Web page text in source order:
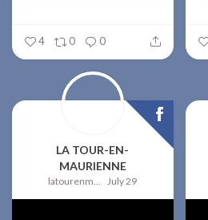
4 0 0
LA TOUR-EN-
MAURIENNE
latourenmaurienne July 29